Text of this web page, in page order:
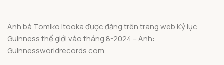
Ảnh bà Tomiko Itooka được đăng trên trang web Kỷ lục
Guinness thế giới vào tháng 8-2024 – Ảnh:
Guinnessworldrecords.com